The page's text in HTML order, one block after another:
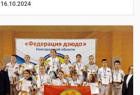
16.10.2024